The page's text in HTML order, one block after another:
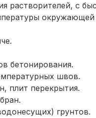
растворителей, с
бетонирования.
швов.
плит перекрытия.
грунтов.